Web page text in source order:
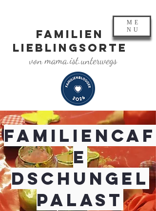
FAMILIEN
LIEBLINGSORTE
von mama.ist.unterwegs
ME
NU
Familiencaf
e
Dschungel
palast